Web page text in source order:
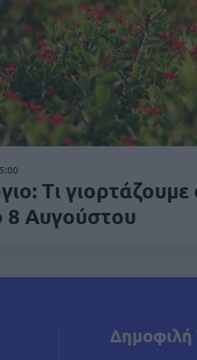
Τι
8 Αυγούστου
Δημοφιλή